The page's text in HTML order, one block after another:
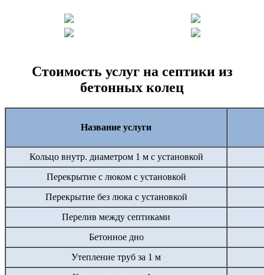
Стоимость услуг на септики из
бетонных колец
Название услуги
Кольцо внутр. диаметром 1 м с установкой
Перекрытие с люком с установкой
Перекрытие без люка с установкой
Перелив между септиками
Бетонное дно
Утепление труб за 1 м